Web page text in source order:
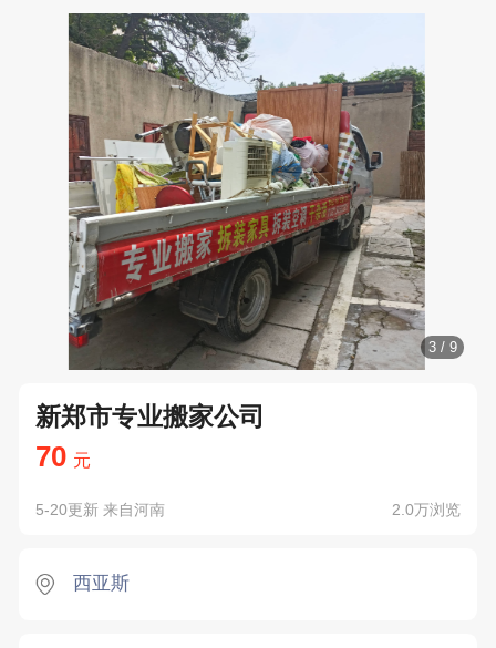
4/ 9
新郑市专业搬家公司
70 元
5-20更新 来自河南 2.0万浏览
西亚斯